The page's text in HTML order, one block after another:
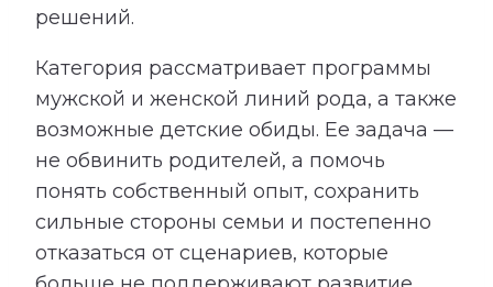
решений.
Категория рассматривает программы
мужской и женской линий рода, а также
возможные детские обиды. Ее задача —
не обвинить родителей, а помочь
понять собственный опыт, сохранить
сильные стороны семьи и постепенно
отказаться от сценариев, которые